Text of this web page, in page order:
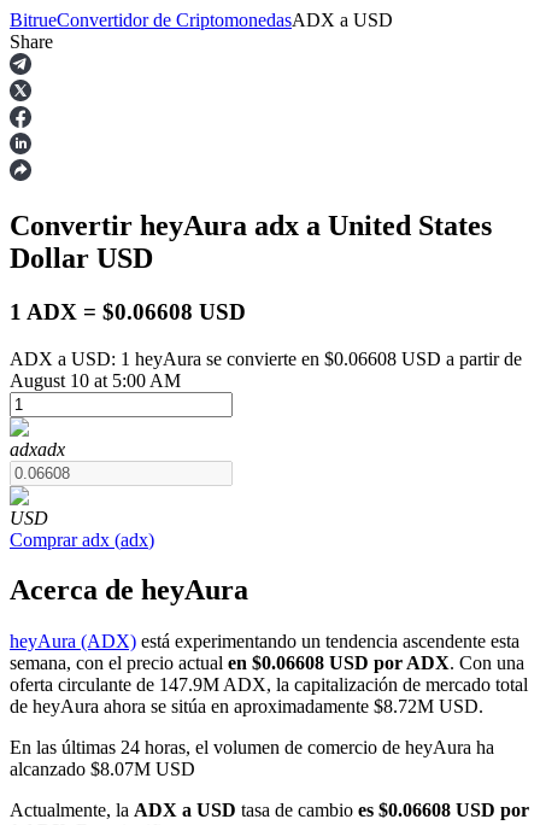
Futuros
Futuros del USDT
Futuros COIN-M
Futuros de criptomonedas
TradFi
Derivados de acciones, divisas, metales preciosos y materias
BitrueConvertidor de CriptomonedasADX a USD
Share
Convertir heyAura adx a United States
Dollar USD
1 ADX = $0.06608 USD
ADX a USD: 1 heyAura se convierte en $0.06608 USD a partir de
August 10 at 5:00 AM
adxadx
USD
Comprar adx (adx)
Acerca de heyAura
heyAura (ADX) está experimentando un tendencia ascendente esta
semana, con el precio actual en $0.06608 USD por ADX. Con una
oferta circulante de 147.9M ADX, la capitalización de mercado total
de heyAura ahora se sitúa en aproximadamente $8.72M USD.
En las últimas 24 horas, el volumen de comercio de heyAura ha
alcanzado $8.07M USD
Actualmente, la ADX a USD tasa de cambio es $0.06608 USD por